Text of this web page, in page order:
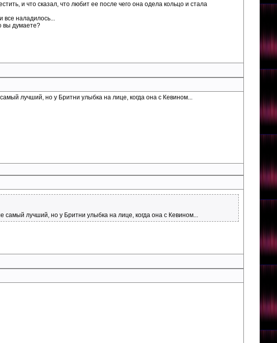
и что сказал, что любит ее после чего она одела кольцо и стала
все наладилось...
вы думаете?
лучший, но у Бритни улыбка на лице, когда она с Кевином...
самый лучший, но у Бритни улыбка на лице, когда она с Кевином...